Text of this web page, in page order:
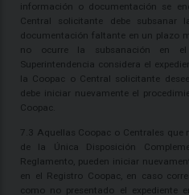
información o documentación se
Central solicitante debe subsanar
documentación faltante en un plazo
no ocurre la subsanación en
Superintendencia considera el
la Coopac o Central solicitante
debe iniciar nuevamente el
Coopac.
7.3 Aquellas Coopac o Centrales que
de la Única Disposición
Reglamento, pueden iniciar
en el Registro Coopac, en caso
como no presentado el expediente